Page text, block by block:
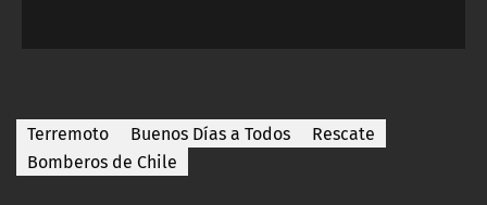
Terremoto Buenos Días a Todos
Rescate
Bomberos de Chile